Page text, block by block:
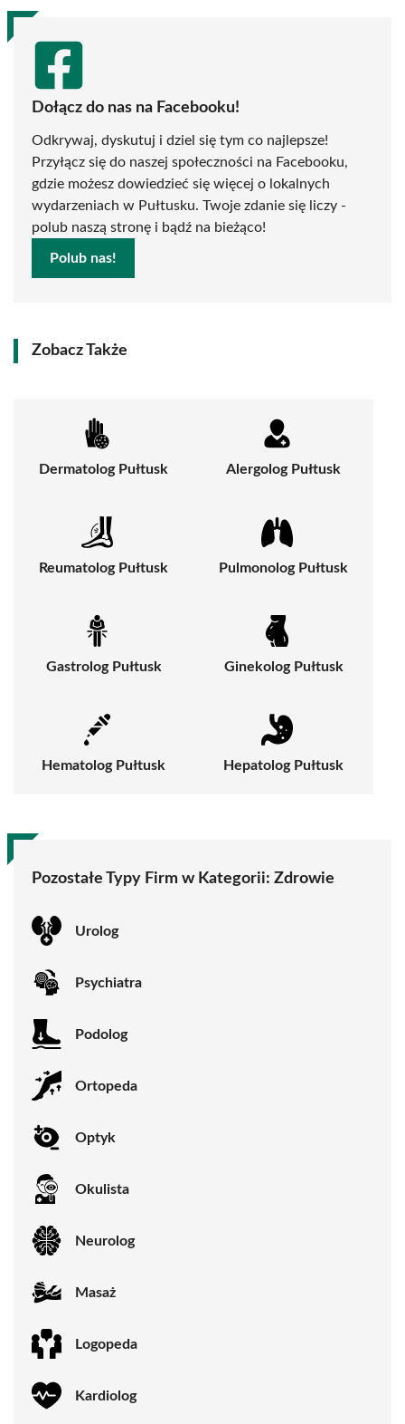
Dołącz do nas na Facebooku!
Odkrywaj, dyskutuj i dziel się tym co najlepsze!
Przyłącz się do naszej społeczności na Facebooku,
gdzie możesz dowiedzieć się więcej o lokalnych
wydarzeniach w Pułtusku. Twoje zdanie się liczy -
polub naszą stronę i bądź na bieżąco!
Polub nas!
Zobacz Także
Dermatolog Pułtusk Alergolog Pułtusk
Reumatolog Pułtusk Pulmonolog Pułtusk
Gastrolog Pułtusk Ginekolog Pułtusk
Hematolog Pułtusk Hepatolog Pułtusk
Pozostałe Typy Firm w Kategorii: Zdrowie
Urolog
Psychiatra
Podolog
Ortopeda
Optyk
Okulista
Neurolog
Masaż
Logopeda
Kardiolog